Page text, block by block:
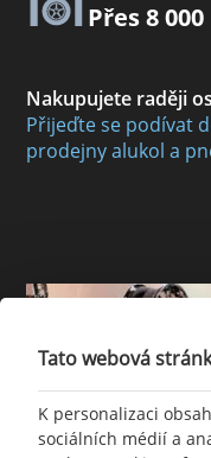
Přes 8
Nakupujete raději
Přijeďte se podívat
prodejny alukol a
Tato webová
K personalizaci
sociálních médií a